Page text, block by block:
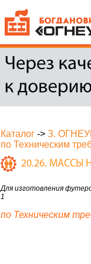
Каталог -> З.
по Техническим
20.26. МАССЫ
Для изготовления
1
по Техническим